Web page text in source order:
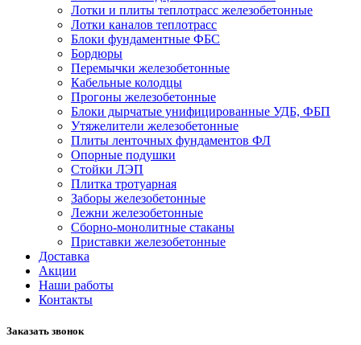
Лотки и плиты теплотрасс железобетонные
Лотки каналов теплотрасс
Блоки фундаментные ФБС
Бордюры
Перемычки железобетонные
Кабельные колодцы
Прогоны железобетонные
Блоки дырчатые унифицированные УДБ, ФБП
Утяжелители железобетонные
Плиты ленточных фундаментов ФЛ
Опорные подушки
Стойки ЛЭП
Плитка тротуарная
Заборы железобетонные
Лежни железобетонные
Сборно-монолитные стаканы
Приставки железобетонные
Доставка
Акции
Наши работы
Контакты
Заказать звонок